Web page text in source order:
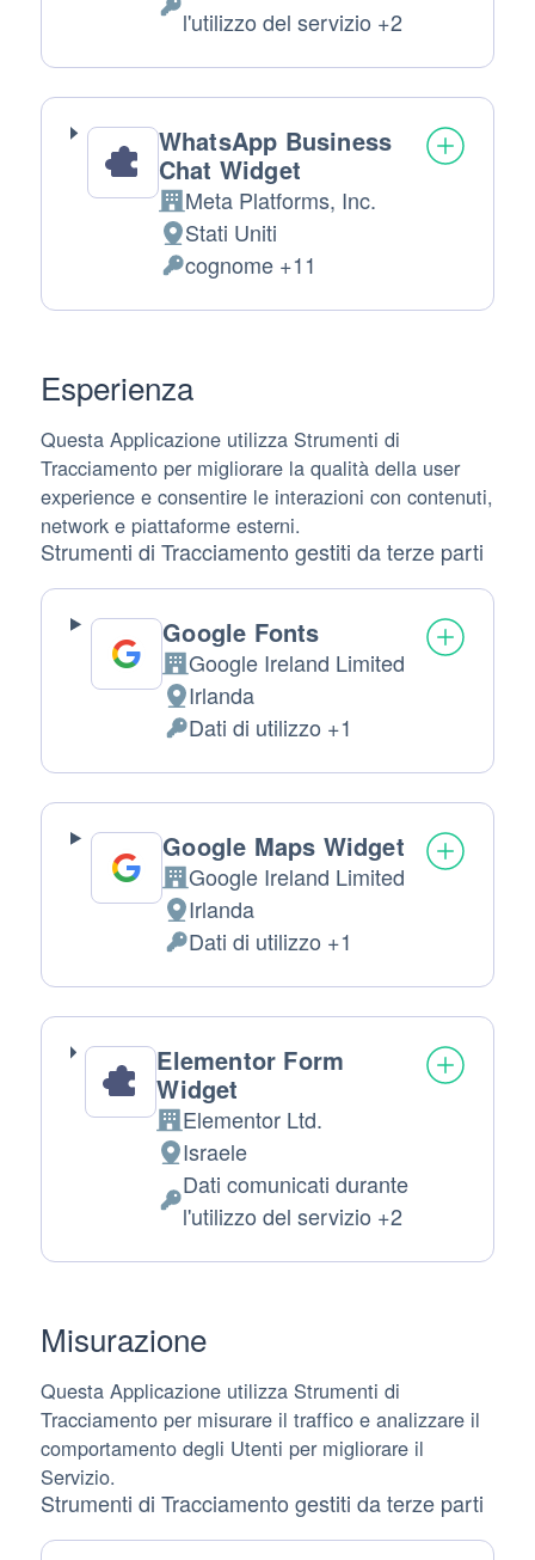
trattamento:
Datil'utilizzo del servizio +2
WhatsApp Business
Chat Widget
Azienda:
Meta Platforms, Inc.
Luogo
del
trattamento:
Stati Uniti
Dati
Personali
cognome +11
Esperienza
Questa Applicazione utilizza Strumenti di
Tracciamento per migliorare la qualità della user
experience e consentire le interazioni con contenuti,
network e piattaforme esterni.
Strumenti di Tracciamento gestiti da terze parti
Google Fonts
Azienda:
Google Ireland Limited
Luogo
del
trattamento:
Irlanda
Dati
Personali
trattati:
Dati di utilizzo +1
Google Maps Widget
Azienda:
Google Ireland Limited
Luogo
del
trattamento:
Irlanda
Dati
Personali
trattati:
Dati di utilizzo +1
Elementor Form
Widget
Azienda:
Elementor Ltd.
Luogo
del
trattamento:
Israele
Dati
Dati comunicati durante
l'utilizzo del servizio +2
Misurazione
Questa Applicazione utilizza Strumenti di
Tracciamento per misurare il traffico e analizzare il
comportamento degli Utenti per migliorare il
Servizio.
Strumenti di Tracciamento gestiti da terze parti